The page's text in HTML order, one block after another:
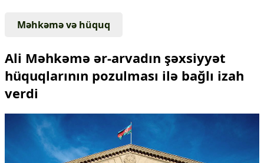
Gündəm
Xarici xəbərlər
Cənubi Qafqaz
Türk Dünyası
Avropa
Amerika
Asiya
Afrika
Məhkəmə və hüquq
Ali Məhkəmə ər-arvadın şəxsiyyət
hüquqlarının pozulması ilə bağlı izah
verdi